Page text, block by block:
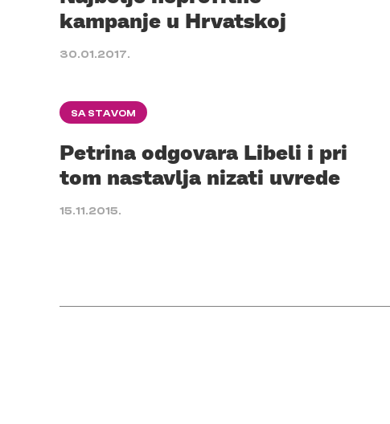
kampanje u Hrvatskoj
30.01.2017.
SA STAVOM
Petrina odgovara Libeli i pri
tom nastavlja nizati uvrede
15.11.2015.